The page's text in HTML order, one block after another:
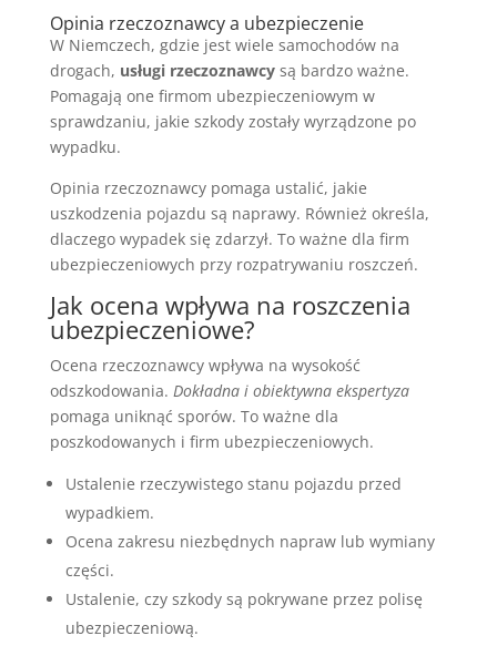
Opinia rzeczoznawcy a ubezpieczenie
W Niemczech, gdzie jest wiele samochodów na
drogach, usługi rzeczoznawcysą bardzo ważne.
Pomagają one firmom ubezpieczeniowym w
sprawdzaniu, jakie szkody zostały wyrządzone po
wypadku.
Opinia rzeczoznawcy pomaga ustalić, jakie
uszkodzenia pojazdu są naprawy. Również określa,
dlaczego wypadek się zdarzył. To ważne dla firm
ubezpieczeniowych przy rozpatrywaniu roszczeń.
Jak ocena wpływa na roszczenia
ubezpieczeniowe?
Ocena rzeczoznawcy wpływa na wysokość
odszkodowania. Dokładna i obiektywna ekspertyza
pomaga uniknąć sporów. To ważne dla
poszkodowanych i firm ubezpieczeniowych.
Ustalenie rzeczywistego stanu pojazdu przed
wypadkiem.
Ocena zakresu niezbędnych napraw lub wymiany
części.
Ustalenie, czy szkody są pokrywane przez polisę
ubezpieczeniową.